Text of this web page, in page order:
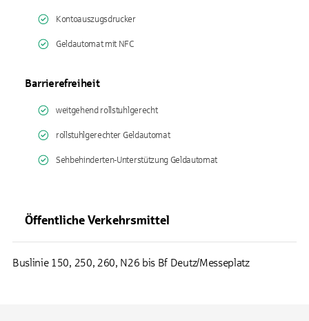
Kontoauszugsdrucker
Geldautomat mit NFC
Barrierefreiheit
weitgehend rollstuhlgerecht
rollstuhlgerechter Geldautomat
Sehbehinderten-Unterstützung Geldautomat
Öffentliche Verkehrsmittel
Buslinie 150, 250, 260, N26 bis Bf Deutz/Messeplatz